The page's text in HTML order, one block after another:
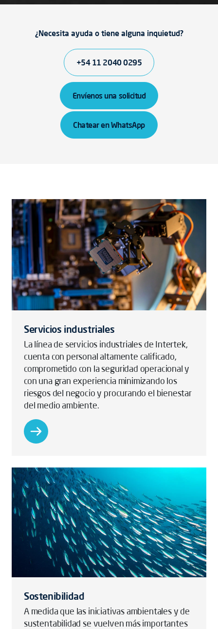
¿Necesita ayuda o tiene alguna inquietud?
+54 11 2040 0295
Envíenos una solicitud
Chatear en WhatsApp
Servicios industriales
La línea de servicios industriales de Intertek,
cuenta con personal altamente calificado,
comprometido con la seguridad operacional y
con una gran experiencia minimizando los
riesgos del negocio y procurando el bienestar
del medio ambiente.
Sostenibilidad
A medida que las iniciativas ambientales y de
sustentabilidad se vuelven más importantes